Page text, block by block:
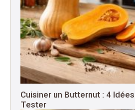
Cuisiner un Butternut : 4
Tester